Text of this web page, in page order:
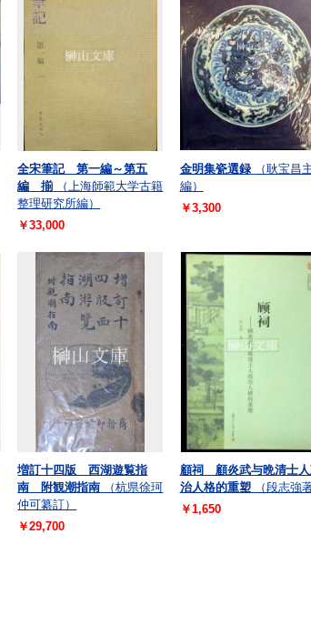
全宋筆記 第一編～第五
編 揃
（上海師範大学古籍
整理研究所編）
￥33,000
金明集瓷選録
（耿宝昌
編）
￥3,300
増訂十四版 西湖遊覧指
南 附観潮指南
（杭県徐珂
仲可纂訂）
￥29,700
顧祠 顧炎武与晩清士
治人格的重塑
（段志強著
￥1,650